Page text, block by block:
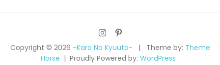
Copyright © 2026 -Karo No Kyuuto- Theme by: Theme
Horse
Proudly Powered by: WordPress